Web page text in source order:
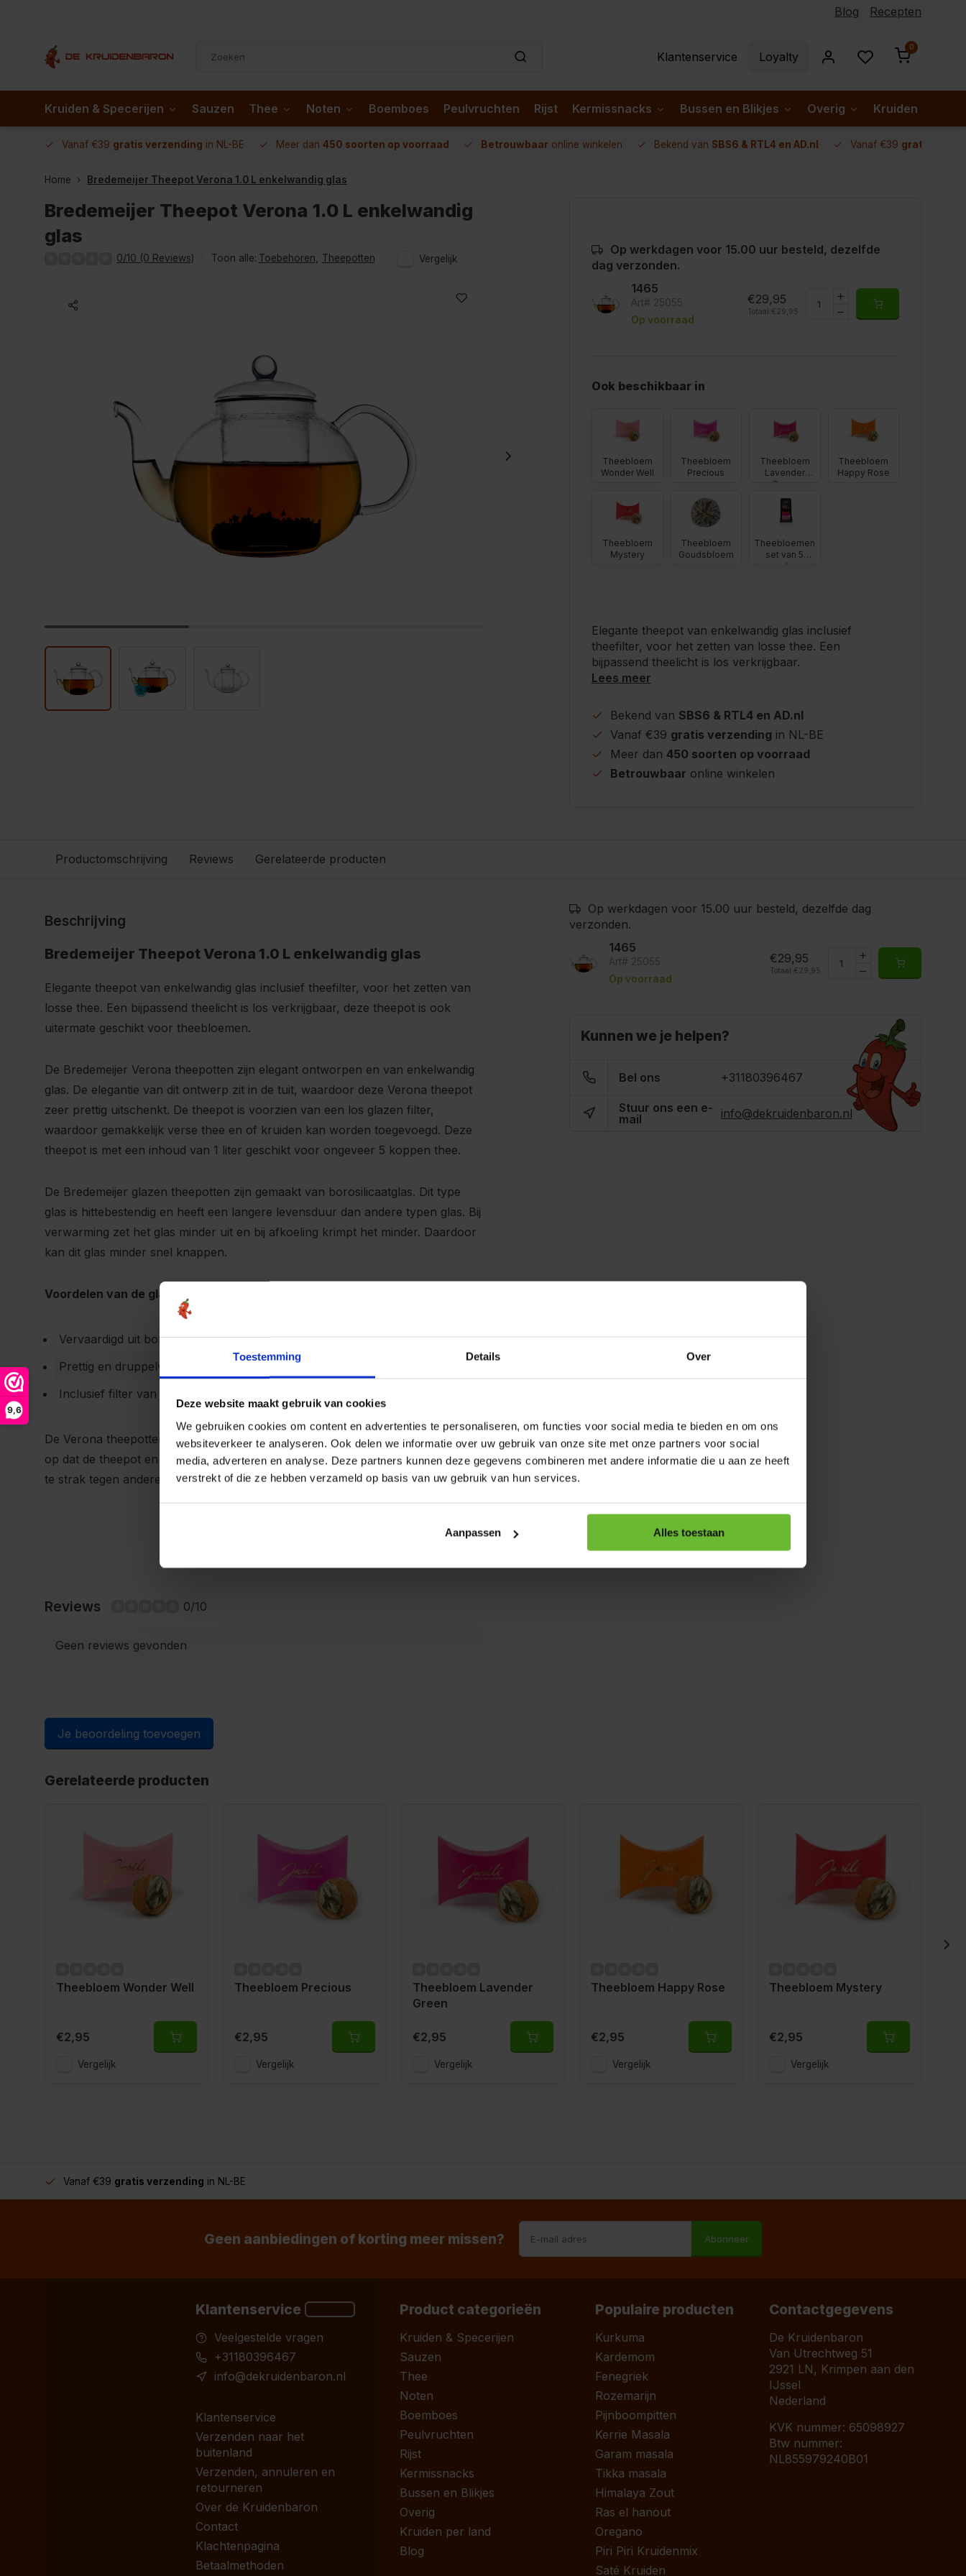
Toestemming Details Over
Deze website maakt gebruik van cookies
We gebruiken cookies om content en advertenties te personaliseren, om functies voor social media te bieden en om ons
websiteverkeer te analyseren. Ook delen we informatie over uw gebruik van onze site met onze partners voor social
media, adverteren en analyse. Deze partners kunnen deze gegevens combineren met andere informatie die u aan ze heeft
verstrekt of die ze hebben verzameld op basis van uw gebruik van hun services.
Aanpassen Alles toestaan
9,6
Blog Recepten
Klantenservice Loyalty
0
Kruiden & Specerijen Sauzen Thee Noten Boemboes Peulvruchten Rijst Kermissnacks Bussen en Blikjes Overig Kruiden per
Vanaf €39 gratis verzending in NL-BE Meer dan 450 soorten op voorraad Betrouwbaar online winkelen Bekend van SBS6 & RTL4 en AD.nl Vanaf €39 gratis
Home Bredemeijer Theepot Verona 1.0 L enkelwandig glas
Bredemeijer Theepot Verona 1.0 L enkelwandig
glas
0/10 (0 Reviews) Toon alle: Toebehoren Theepotten Vergelijk
Op werkdagen voor 15.00 uur besteld, dezelfde
dag verzonden.
1465
Art# 25055
Op voorraad
€29,95
Totaal: €29,95
Ook beschikbaar in
Theebloem
Wonder Well
Theebloem
Precious
Theebloem
Lavender
Green
Theebloem
Happy Rose
Theebloem
Mystery
Theebloem
Goudsbloem
Theebloemen
set van 5
smaken
Elegante theepot van enkelwandig glas inclusief
theefilter, voor het zetten van losse thee. Een
bijpassend theelicht is los verkrijgbaar.
Lees meer
Bekend van SBS6 & RTL4 en AD.nl
Vanaf €39 gratis verzending in NL-BE
Meer dan 450 soorten op voorraad
Betrouwbaar online winkelen
Productomschrijving Reviews Gerelateerde producten
Beschrijving
Bredemeijer Theepot Verona 1.0 L enkelwandig glas
Elegante theepot van enkelwandig glas inclusief theefilter, voor het zetten van
losse thee. Een bijpassend theelicht is los verkrijgbaar, deze theepot is ook
uitermate geschikt voor theebloemen.
De Bredemeijer Verona theepotten zijn elegant ontworpen en van enkelwandig
glas. De elegantie van dit ontwerp zit in de tuit, waardoor deze Verona theepot
zeer prettig uitschenkt. De theepot is voorzien van een los glazen filter,
waardoor gemakkelijk verse thee en of kruiden kan worden toegevoegd. Deze
theepot is met een inhoud van 1 liter geschikt voor ongeveer 5 koppen thee.
De Bredemeijer glazen theepotten zijn gemaakt van borosilicaatglas. Dit type
glas is hittebestendig en heeft een langere levensduur dan andere typen glas. Bij
verwarming zet het glas minder uit en bij afkoeling krimpt het minder. Daardoor
kan dit glas minder snel knappen.
Voordelen van de glazen theepotten uit de Bredemeijer Solo serie:
Vervaardigd uit borosilicaatglas
Prettig en druppelvrij uitschenken
Inclusief filter van borosilicaatglas
De Verona theepotten en onderdelen zijn vaatwasmachinebestendig. Let er wel
op dat de theepot en onderdelen vrij van andere vaat staan. Op het moment dit
te strak tegen andere vaat aanstaat bestaat de mogelijkheid op beschadigingen.
Reviews 0/10
Geen reviews gevonden
Je beoordeling toevoegen
Op werkdagen voor 15.00 uur besteld, dezelfde dag
verzonden.
1465
Art# 25055
Op voorraad
€29,95
Totaal: €29,95
Kunnen we je helpen?
Bel ons +31180396467
Stuur ons een e-
mail
info@dekruidenbaron.nl
Gerelateerde producten
Theebloem Wonder Well
€2,95
Vergelijk
Theebloem Precious
€2,95
Vergelijk
Theebloem Lavender
Green
€2,95
Vergelijk
Theebloem Happy Rose
€2,95
Vergelijk
Theebloem Mystery
€2,95
Vergelijk
Vanaf €39 gratis verzending in NL-BE
Geen aanbiedingen of korting meer missen? Abonneer
Klantenservice
Veelgestelde vragen
+31180396467
info@dekruidenbaron.nl
Klantenservice
Verzenden naar het
buitenland
Verzenden, annuleren en
retourneren
Over de Kruidenbaron
Contact
Klachtenpagina
Betaalmethoden
Product categorieën
Kruiden & Specerijen
Sauzen
Thee
Noten
Boemboes
Peulvruchten
Rijst
Kermissnacks
Bussen en Blikjes
Overig
Kruiden per land
Blog
Populaire producten
Kurkuma
Kardemom
Fenegriek
Rozemarijn
Pijnboompitten
Kerrie Masala
Garam masala
Tikka masala
Himalaya Zout
Ras el hanout
Oregano
Piri Piri Kruidenmix
Saté Kruiden
Contactgegevens
De Kruidenbaron
Van Utrechtweg 51
2921 LN, Krimpen aan den
IJssel
Nederland
KVK nummer: 65098927
Btw nummer:
NL855979240B01